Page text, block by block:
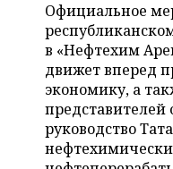
ONLINE-
ОТКРЫТАЯ ЛЕКЦИЯ
ХОККЕЙ
БАСКЕТБОЛ
ВОЛЕЙБОЛ
КИБЕРСПОРТ
ВЛАСТЬ
ИНФРАСТРУКТУРА
ИСТОРИЯ
КУЛЬТУРА
СЮЖЕТЫ
СПРАВОЧНИК
СПИСОК ПЕРСОН
СПИСОК КОМПАНИЙ
ПОЛНАЯ ВЕРСИЯ
Официальное
в «Нефтехим
движет вперед
экономику, а
представителей
руководство